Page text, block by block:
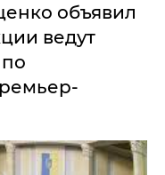
объявил
ведут